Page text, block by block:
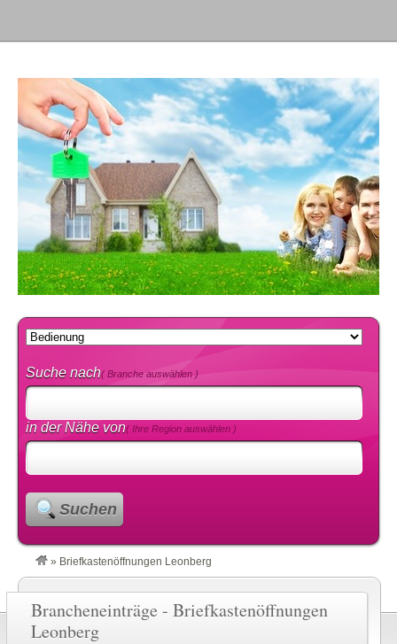
Suche nach( Branche auswählen )
in der Nähe von( Ihre Region auswählen )
Suchen
» Briefkastenöffnungen Leonberg
Brancheneinträge - Briefkastenöffnungen
Leonberg